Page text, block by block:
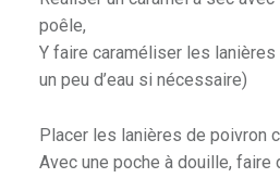
poêle,
Y faire caraméliser les
un peu d’eau si nécessaire)
Placer les lanières de poivron
Avec une poche à douille, faire